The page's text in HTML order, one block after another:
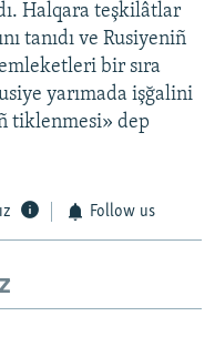
Halqara teşkilâtlar
tanıdı ve Rusiyeniñ
bir sıra
yarımada işğalini
tiklenmesi» dep
Follow us